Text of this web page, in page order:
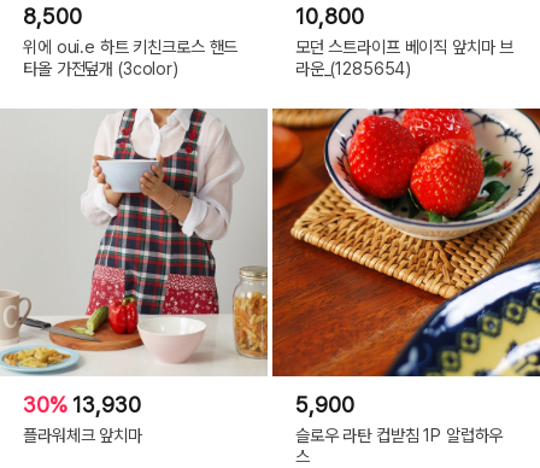
8,500
위에 oui.e 하트 키친크로스 핸드
타올 가전덮개 (3color)
10,800
모던 스트라이프 베이직 앞치마 브
라운_(1285654)
30% 13,930
플라워체크 앞치마
5,900
슬로우 라탄 컵받침 1P 알럽하우
스